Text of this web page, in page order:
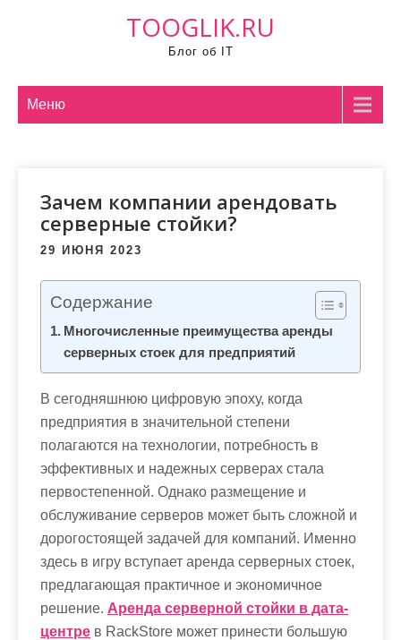
TOOGLIK.RU
Блог об IT
Меню
Зачем компании арендовать
серверные стойки?
29 ИЮНЯ 2023
Содержание
Многочисленные преимущества аренды
серверных стоек для предприятий
В сегодняшнюю цифровую эпоху, когда
предприятия в значительной степени
полагаются на технологии, потребность в
эффективных и надежных серверах стала
первостепенной. Однако размещение и
обслуживание серверов может быть сложной и
дорогостоящей задачей для компаний. Именно
здесь в игру вступает аренда серверных стоек,
предлагающая практичное и экономичное
решение. Аренда серверной стойки в дата-
центре в RackStore может принести большую